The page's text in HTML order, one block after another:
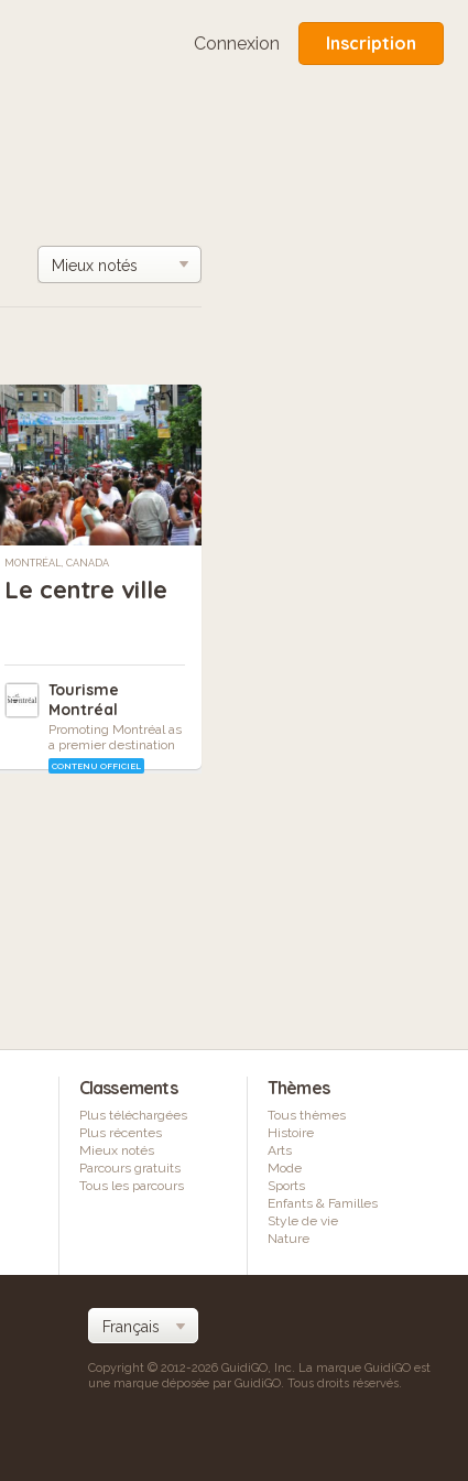
Connexion Inscription
MONTRÉAL, CANADA
Le centre ville
Tourisme
Montréal
Promoting Montréal as
a premier destination
CONTENU OFFICIEL
Classements
Plus téléchargées
Plus récentes
Mieux notés
Parcours gratuits
Tous les parcours
Thèmes
Tous thèmes
Histoire
Arts
Mode
Sports
Enfants & Familles
Style de vie
Nature
Copyright © 2012-2026 GuidiGO, Inc. La marque GuidiGO est
une marque déposée par GuidiGO. Tous droits réservés.